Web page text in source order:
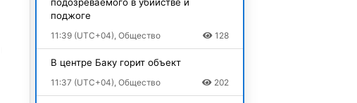
поджоге
11:39 (UTC+04), Общество 128
В центре Баку горит объект
11:37 (UTC+04), Общество 202